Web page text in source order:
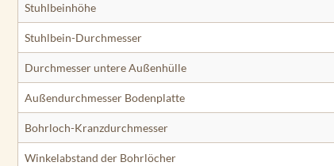
Stuhlbeinhöhe
Stuhlbein-Durchmesser
Durchmesser untere Außenhülle
Außendurchmesser Bodenplatte
Bohrloch-Kranzdurchmesser
Winkelabstand der Bohrlöcher